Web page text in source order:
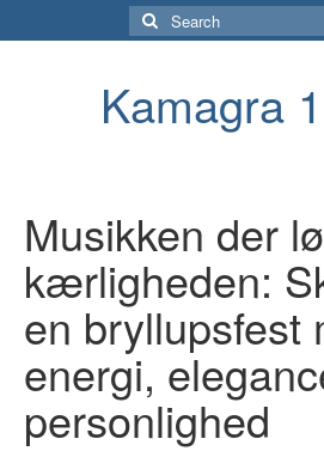
Search
for:
Kamagra
Musikken der
kærligheden:
en bryllupsfest
energi,
personlighed